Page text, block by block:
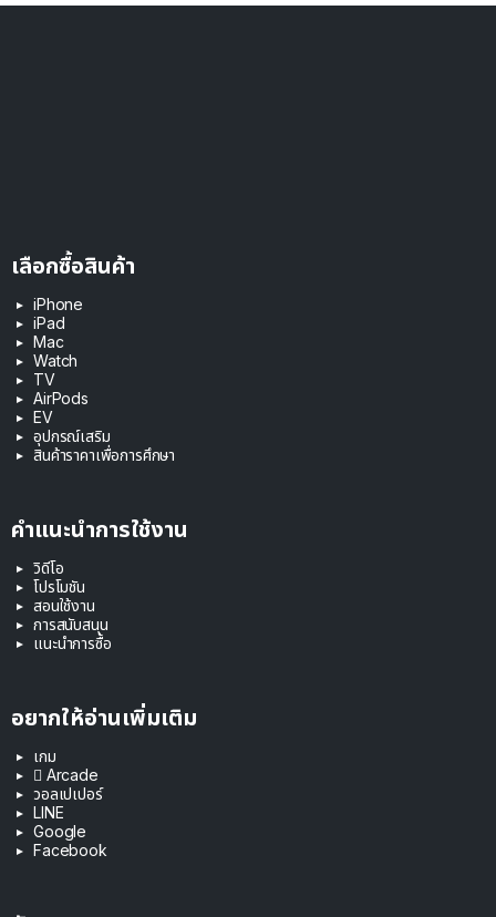
เลือกซื้อสินค้า
iPhone
iPad
Mac
Watch
TV
AirPods
EV
อุปกรณ์เสริม
สินค้าราคาเพื่อการศึกษา
คำแนะนำการใช้งาน
วิดีโอ
โปรโมชัน
สอนใช้งาน
การสนับสนุน
แนะนำการซื้อ
อยากให้อ่านเพิ่มเติม
เกม
 Arcade
วอลเปเปอร์
LINE
Google
Facebook